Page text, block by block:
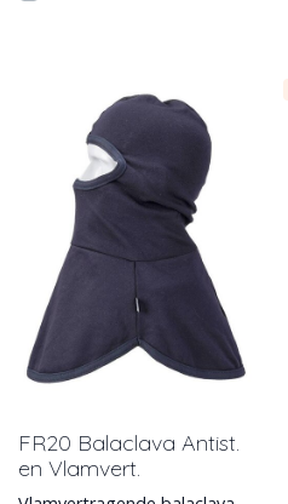
FR20 Balaclava Antist.
en Vlamvert.